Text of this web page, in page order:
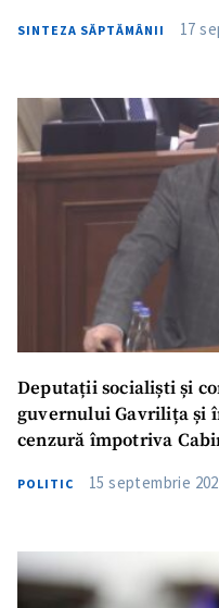
Săptămâna de Gardă
SINTEZA SĂPTĂMÂNII 17
Deputații socialiști și
guvernului Gavrilița și
cenzură împotriva
POLITIC 15 septembrie